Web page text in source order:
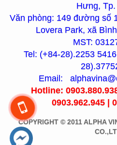
Hưng,
Văn phòng: 149 đường số
Lovera Park, xã
MST:
Tel: (+84-
Email:
Hotline:
0903.962.945 |
COPYRIGHT © 2011 ALPHA